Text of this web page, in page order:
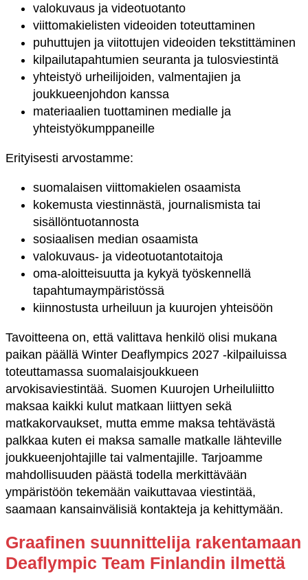
valokuvaus ja videotuotanto
viittomakielisten videoiden toteuttaminen
puhuttujen ja viitottujen videoiden tekstittäminen
kilpailutapahtumien seuranta ja tulosviestintä
yhteistyö urheilijoiden, valmentajien ja
joukkueenjohdon kanssa
materiaalien tuottaminen medialle ja
yhteistyökumppaneille
Erityisesti arvostamme:
suomalaisen viittomakielen osaamista
kokemusta viestinnästä, journalismista tai
sisällöntuotannosta
sosiaalisen median osaamista
valokuvaus- ja videotuotantotaitoja
oma-aloitteisuutta ja kykyä työskennellä
tapahtumaympäristössä
kiinnostusta urheiluun ja kuurojen yhteisöön
Tavoitteena on, että valittava henkilö olisi mukana
paikan päällä Winter Deaflympics 2027 -kilpailuissa
toteuttamassa suomalaisjoukkueen
arvokisaviestintää. Suomen Kuurojen Urheiluliitto
maksaa kaikki kulut matkaan liittyen sekä
matkakorvaukset, mutta emme maksa tehtävästä
palkkaa kuten ei maksa samalle matkalle lähteville
joukkueenjohtajille tai valmentajille. Tarjoamme
mahdollisuuden päästä todella merkittävään
ympäristöön tekemään vaikuttavaa viestintää,
saamaan kansainvälisiä kontakteja ja kehittymään.
Graafinen suunnittelija rakentamaan
Deaflympic Team Finlandin ilmettä